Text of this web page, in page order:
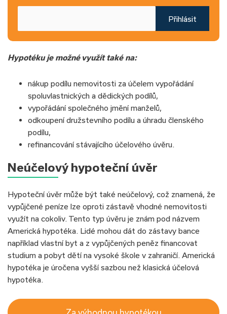
Přihlásit
Hypotéku je možné využít také na:
nákup podílu nemovitosti za účelem vypořádání
spoluvlastnických a dědických podílů,
vypořádání společného jmění manželů,
odkoupení družstevního podílu a úhradu členského
podílu,
refinancování stávajícího účelového úvěru.
Neúčelový hypoteční úvěr
Hypoteční úvěr může být také neúčelový, což znamená, že
vypůjčené peníze lze oproti zástavě vhodné nemovitosti
využít na cokoliv. Tento typ úvěru je znám pod názvem
Americká hypotéka. Lidé mohou dát do zástavy bance
například vlastní byt a z vypůjčených peněz financovat
studium a pobyt dětí na vysoké škole v zahraničí. Americká
hypotéka je úročena vyšší sazbou než klasická účelová
hypotéka.